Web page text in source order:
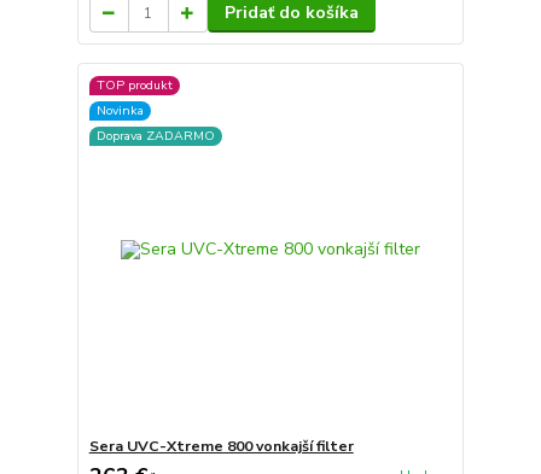
Pridať do košíka
TOP produkt
Novinka
Doprava ZADARMO
Sera UVC-Xtreme 800 vonkajší filter